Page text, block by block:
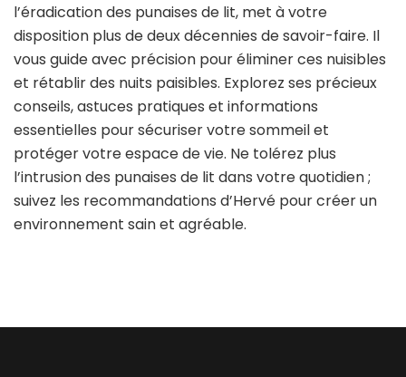
l’éradication des punaises de lit, met à votre
disposition plus de deux décennies de savoir-faire. Il
vous guide avec précision pour éliminer ces nuisibles
et rétablir des nuits paisibles. Explorez ses précieux
conseils, astuces pratiques et informations
essentielles pour sécuriser votre sommeil et
protéger votre espace de vie. Ne tolérez plus
l’intrusion des punaises de lit dans votre quotidien ;
suivez les recommandations d’Hervé pour créer un
environnement sain et agréable.